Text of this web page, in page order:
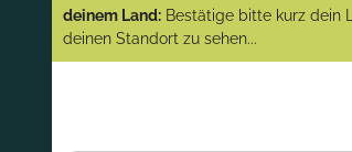
(Abverkauf)!
GARANTIE UND SERVICE:
deinem Land: Bestätige bitte kurz dein
deinen Standort zu sehen...